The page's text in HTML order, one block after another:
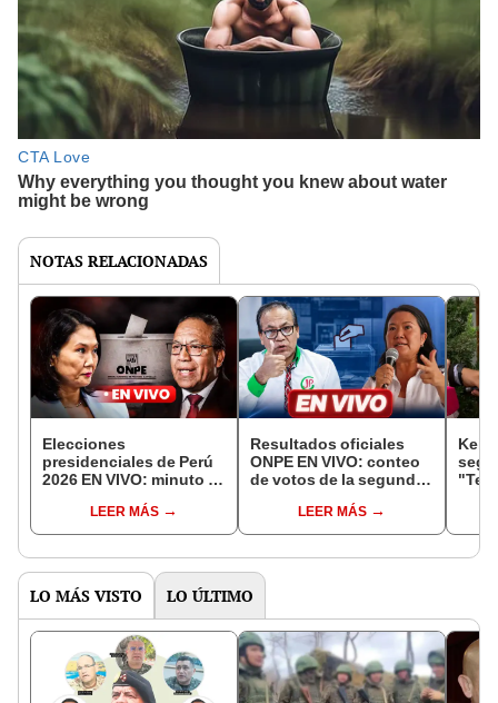
NOTAS RELACIONADAS
Elecciones
presidenciales de Perú
2026 EN VIVO: minuto a
vuelta entre Keiko
Fujimori y Roberto
LEER MÁS
Resultados oficiales
ONPE EN VIVO: conteo
de votos de la segunda
Perú 2026LEER MÁS
LO MÁS VISTO LO ÚLTIMO